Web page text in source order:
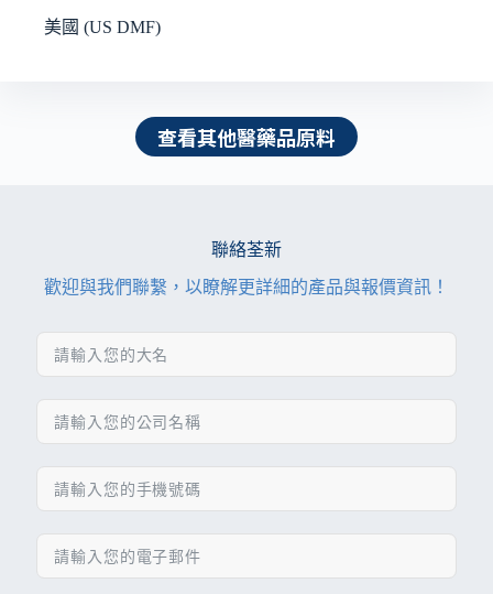
美國 (US DMF)
查看其他醫藥品原料
聯絡荃新
歡迎與我們聯繫，以瞭解更詳細的產品與報價資訊！